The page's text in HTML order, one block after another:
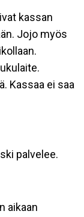
kassan
Jojo myös
Kassaa ei saa
palvelee.
aikaan